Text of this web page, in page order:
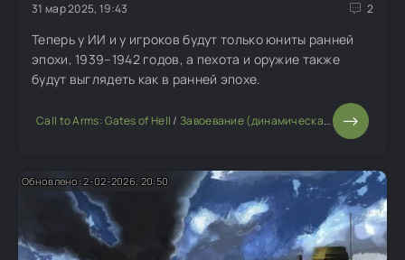
31 мар 2025, 19:43 2
Теперь у ИИ и у игроков будут только юниты ранней
эпохи, 1939–1942 годов, а пехота и оружие также
будут выглядеть как в ранней эпохе.
Call to Arms: Gates of Hell /Завоевание (динамическая кампания)
Обновлено: 2-02-2026, 20:50